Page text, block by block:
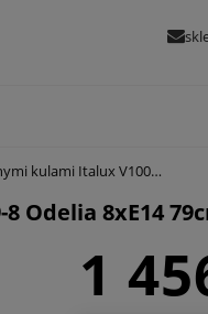
8 Odelia 8xE14 79cm x 150cm
8xE14
1